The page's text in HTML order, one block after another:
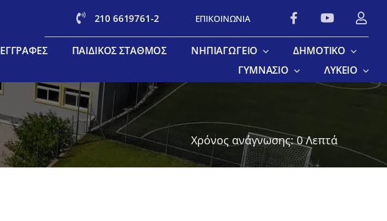
210 6619761-2 ΕΠΙΚΟΙΝΩΝΙΑ
ΕΓΓΡΑΦΈΣ ΠΑΙΔΙΚΌΣ ΣΤΑΘΜΌΣ ΝΗΠΙΑΓΩΓΕΊΟ
ΔΗΜΟΤΙΚΌ
ΓΥΜΝΆΣΙΟ
ΛΎΚΕΙΟ
Χρόνος ανάγνωσης: 0 Λεπτά